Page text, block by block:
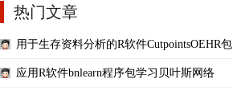
热门文章
用于生存资料分析的R软件CutpointsOEHR包
应用R软件bnlearn程序包学习贝叶斯网络